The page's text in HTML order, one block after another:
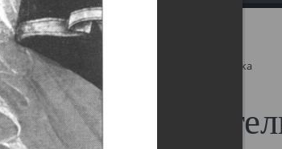
Свято-Троицкий собор Архангельска
собор